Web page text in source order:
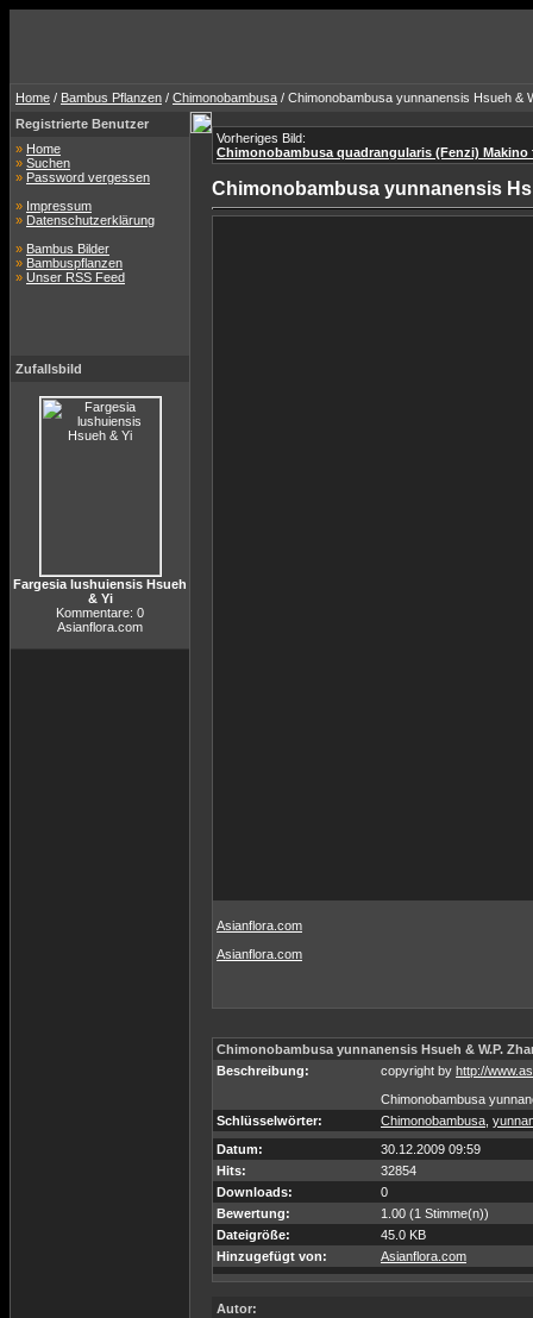
Home / Bambus Pflanzen / Chimonobambusa / Chimonobambusa yunnanensis Hsueh &
Registrierte Benutzer
» Home
» Suchen
» Password vergessen
» Impressum
» Datenschutzerklärung
» Bambus Bilder
» Bambuspflanzen
» Unser RSS Feed
Zufallsbild
Fargesia lushuiensis Hsueh
& Yi
Kommentare: 0
Asianflora.com
Vorheriges Bild:
Chimonobambusa quadrangularis (Fenzi) Makino
Chimonobambusa yunnanensis
Asianflora.com
Asianflora.com
Chimonobambusa yunnanensis Hsueh & W.P.
Beschreibung:
copyright by http://
Chimonobambusa
Schlüsselwörter:
Chimonobambusa
Datum:
30.12.2009 09:59
Hits:
32854
Downloads:
0
Bewertung:
1.00 (1 Stimme(n))
Dateigröße:
45.0 KB
Hinzugefügt von:
Asianflora.com
Autor: